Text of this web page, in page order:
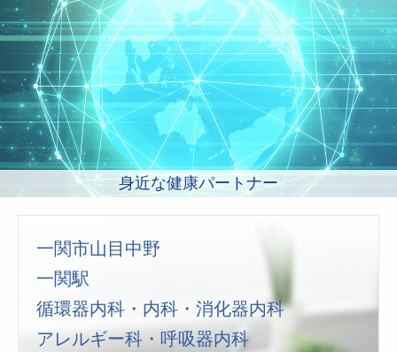
身近な健康パートナー
一関市山目中野
一関駅
循環器内科・内科・消化器内科
アレルギー科・呼吸器内科